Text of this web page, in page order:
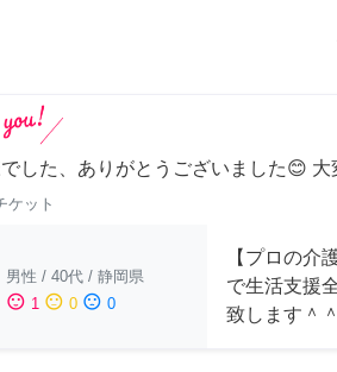
した、ありがとうございました😊 大
ケット
男性 / 40代 / 静岡県
sentiment_satisfied 1 sentiment_neutral 0 sentiment_dissatisfied 0
【プロの介
で生活支援
致します＾＾